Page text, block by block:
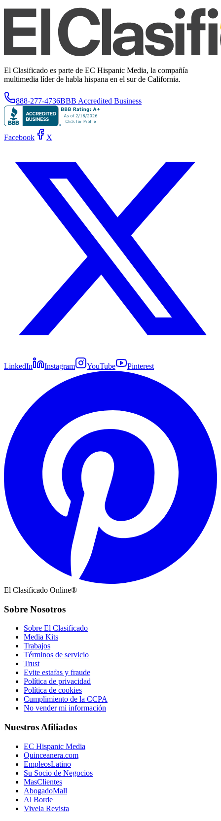
El Clasificado es parte de EC Hispanic Media, la compañía
multimedia líder de habla hispana en el sur de California.
888-277-4736BBB Accredited Business
Facebook X
LinkedIn Instagram YouTube Pinterest
El Clasificado Online®
Sobre Nosotros
Sobre El Clasificado
Media Kits
Trabajos
Términos de servicio
Trust
Evite estafas y fraude
Política de privacidad
Política de cookies
Cumplimiento de la CCPA
No vender mi información
Nuestros Afiliados
EC Hispanic Media
Quinceanera.com
EmpleosLatino
Su Socio de Negocios
MasClientes
AbogadoMall
Al Borde
Vivela Revista